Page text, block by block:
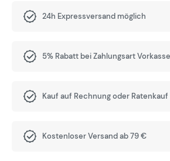
24h Expressversand möglich
5% Rabatt bei Zahlungsart Vorkasse
Kauf auf Rechnung oder Ratenkauf
Kostenloser Versand ab 79 €